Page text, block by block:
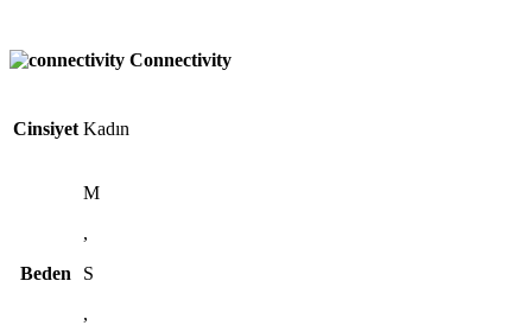
Connectivity
Cinsiyet Kadın
Beden
M
,
S
,